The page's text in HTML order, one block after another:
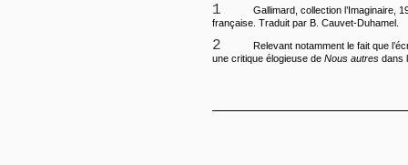
1
Gallimard, collection l’Imaginaire,
française. Traduit par B. Cauvet-Duhamel.
2
Relevant notamment le fait que
une critique élogieuse de Nous autres dans